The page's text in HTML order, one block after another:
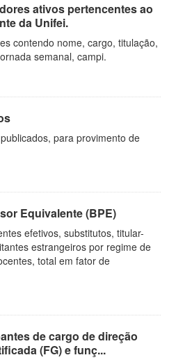
ativos pertencentes ao
da Unifei.
contendo nome, cargo, titulação,
semanal, campi.
para provimento de
Equivalente (BPE)
efetivos, substitutos, titular-
estrangeiros por regime de
total em fator de
de cargo de direção
(FG) e funç...